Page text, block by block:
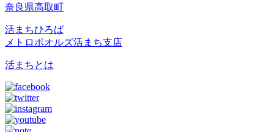
奈良県高取町
活まちひろば
メトロポオルズ活まち支店
活まちとは